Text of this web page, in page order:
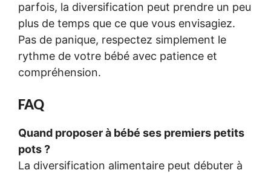
parfois, la diversification peut prendre un peu
plus de temps que ce que vous envisagiez.
Pas de panique, respectez simplement le
rythme de votre bébé avec patience et
compréhension.
FAQ
Quand proposer à bébé ses premiers petits
pots ?
La diversification alimentaire peut débuter à